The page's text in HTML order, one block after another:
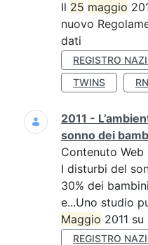
Il 25 maggio
nuovo
dati
REGISTRO
TWINS
2011 -
sonno dei
Contenuto Web
I disturbi del
30% dei
e...Uno studio
Maggio 2011
REGISTRO